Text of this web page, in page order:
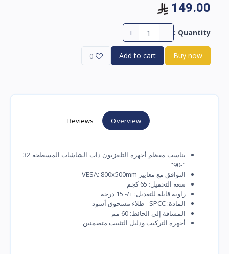
149.00
Quantity :
-
+
Buy now
Add to cart
0
Overview
Reviews
يناسب معظم أجهزة التلفزيون ذات الشاشات المسطحة 32
"-90"
التوافق مع معايير VESA: 800x500mm
سعة التحميل: 65 كجم
زاوية قابلة للتعديل: +/- 15 درجة
المادة: SPCC - طلاء مسحوق أسود
المسافة إلى الحائط: 60 مم
أجهزة التركيب ودليل التثبيت متضمنين